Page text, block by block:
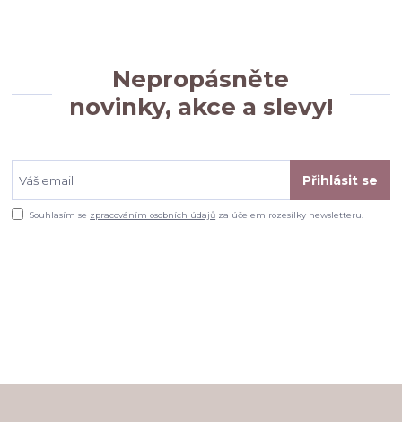
Nepropásněte
novinky, akce a slevy!
Přihlásit se
Souhlasím se zpracováním osobních údajů za účelem rozesílky newsletteru.